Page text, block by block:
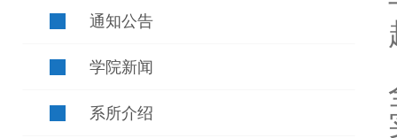
通知公告
学院新闻
系所介绍